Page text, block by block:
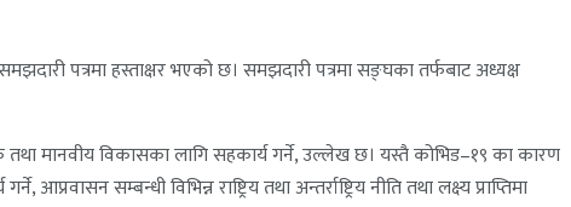
पत्रमा हस्ताक्षर भएको छ। समझदारी पत्रमा सङ्घका तर्फबाट अध्यक्ष
तथा मानवीय विकासका लागि सहकार्य गर्ने, उल्लेख छ। यस्तै कोभिड–१९ का कारण
सम्बन्धी विभिन्न राष्ट्रिय तथा अन्तर्राष्ट्रिय नीति तथा लक्ष्य प्राप्तिमा